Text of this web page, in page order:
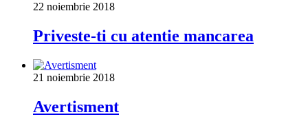
22 noiembrie 2018
Priveste-ti cu atentie mancarea
21 noiembrie 2018
Avertisment